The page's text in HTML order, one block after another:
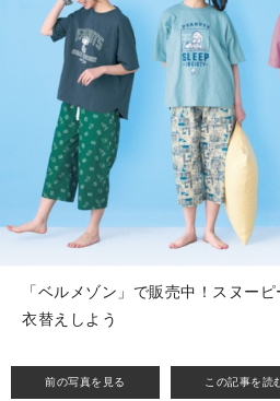
前の写真を見る この記事を読
「ベルメゾン」で販売中！スヌー
衣替えしよう